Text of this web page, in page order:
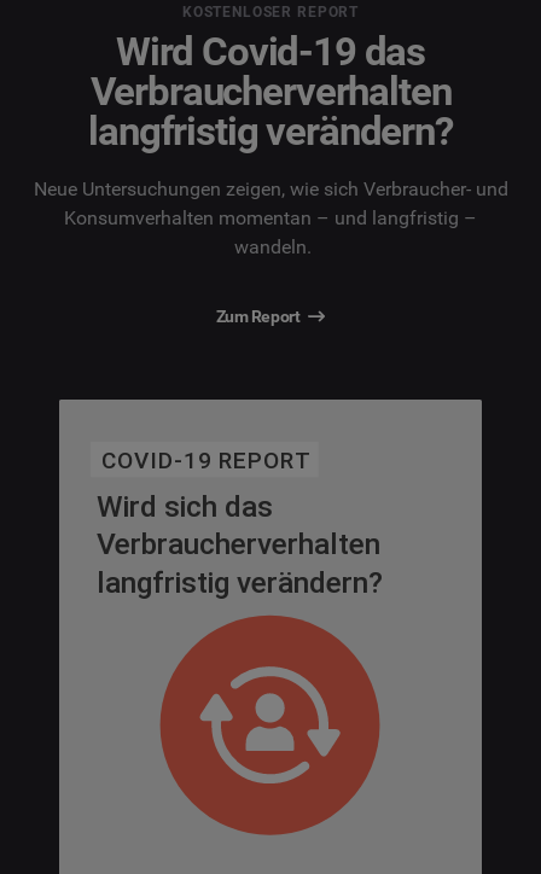
KOSTENLOSER REPORT
Wird Covid-19 das
Verbraucherverhalten
langfristig verändern?
Neue Untersuchungen zeigen, wie sich Verbraucher- und
Konsumverhalten momentan – und langfristig –
wandeln.
Zum Report